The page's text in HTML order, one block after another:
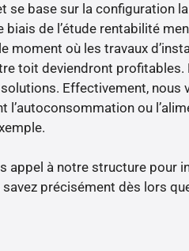
se base sur la configuration
biais de l’étude rentabilité
moment où les travaux
toit deviendront profitables.
Effectivement, nous
l’autoconsommation ou
appel à notre structure pour
savez précisément dès lors